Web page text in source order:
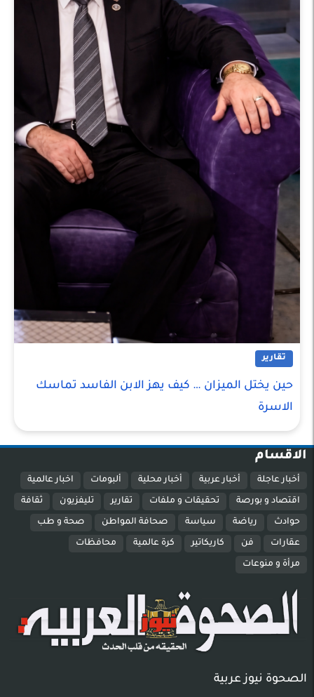
تقارير
حين يختل الميزان … كيف يهز الابن الفاسد تماسك
الاسرة
الاقسام
أخبار عاجلة أخبار عربية أخبار محلية ألبومات اخبار عالمية
اقتصاد و بورصة تحقيقات و ملفات تقارير تليفزيون ثقافة
حوادث رياضة سياسة صحافة المواطن صحة و طب
عقارات فن كاريكاتير كرة عالمية محافظات
مرأة و منوعات
الصحوة نيوز عربية